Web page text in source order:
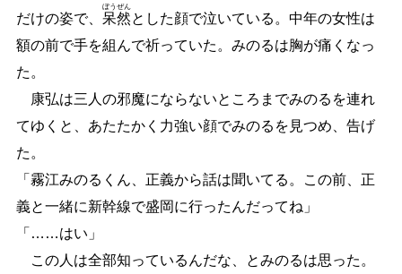
だけの姿で、 呆
ぼう
然
ぜん
とした顔で泣いている。中年の女性は
額の前で手を組んで祈っていた。みのるは胸が痛くなっ
た。
康弘は三人の邪魔にならないところまでみのるを連れ
てゆくと、あたたかく力強い顔でみのるを見つめ、告げ
た。
「霧江みのるくん、正義から話は聞いてる。この前、正
義と一緒に新幹線で盛岡に行ったんだってね」
「 … …はい」
この人は全部知っているんだな、とみのるは思った。